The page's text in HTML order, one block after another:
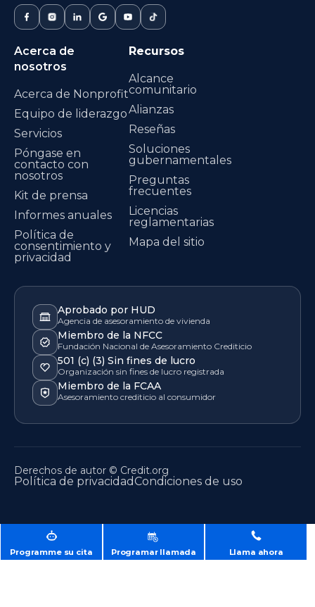
Acerca de
nosotros
Acerca de Nonprofit
Equipo de liderazgo
Servicios
Póngase en
contacto con
nosotros
Kit de prensa
Informes anuales
Política de
consentimiento y
privacidad
Recursos
Alcance
comunitario
Alianzas
Reseñas
Soluciones
gubernamentales
Preguntas
frecuentes
Licencias
reglamentarias
Mapa del sitio
Aprobado por HUD
Agencia de asesoramiento de vivienda
Miembro de la NFCC
Fundación Nacional de Asesoramiento Crediticio
501 (c) (3) Sin fines de lucro
Organización sin fines de lucro registrada
Miembro de la FCAA
Asesoramiento crediticio al consumidor
Derechos de autor © Credit.org
Política de privacidadCondiciones de uso
Programme su cita Programar llamada Llama ahora